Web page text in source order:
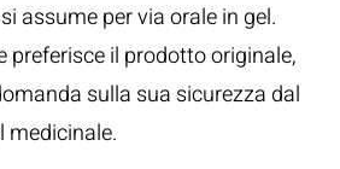
assume per via orale in gel.
preferisce il prodotto originale,
sulla sua sicurezza dal
medicinale.